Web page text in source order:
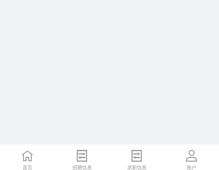
首页 招聘信息 求职信息 账户